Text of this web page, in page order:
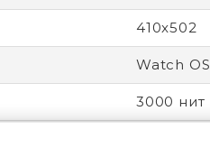
410x502
Watch OS
3000 нит